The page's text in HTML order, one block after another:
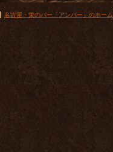
フ名古屋・栄のバー「アンバー」のホーム